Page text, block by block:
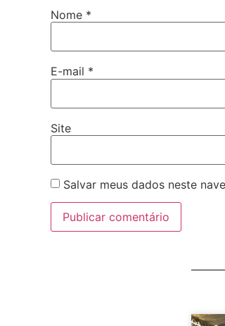
Nome *
E-mail *
Site
Salvar meus dados neste